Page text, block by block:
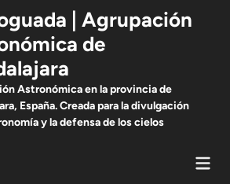
| Agrupación
de
Astronómica en la provincia de
España. Creada para la divulgación
y la defensa de los cielos